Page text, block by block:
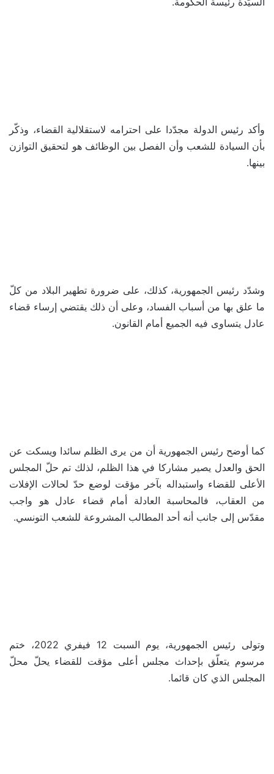
وأكد رئيس الدولة مجدّدا على احترامه لاستقلالية القضاء، وذكّر
بأن السيادة للشعب وأن الفصل بين الوظائف هو لتحقيق التوازن
بينها.
وشدّد رئيس الجمهورية، كذلك، على ضرورة تطهير البلاد من كلّ
ما علق بها من أسباب الفساد، وعلى أن ذلك يقتضي إرساء قضاء
عادل يتساوى فيه الجميع أمام القانون.
كما أوضح رئيس الجمهورية أن من يرى الظلم سائدا ويسكت عن
الحق والعدل يصير مشاركا في هذا الظلم، لذلك تم حلّ المجلس
الأعلى للقضاء واستبداله بآخر مؤقت لوضع حدّ لحالات الإفلات
من العقاب، فالمحاسبة العادلة أمام قضاء عادل هو واجب
مقدّس إلى جانب أنه أحد المطالب المشروعة للشعب التونسي.
وتولى رئيس الجمهورية، يوم السبت 12 فيفري 2022، ختم
مرسوم يتعلّق بإحداث مجلس أعلى مؤقت للقضاء يحلّ محلّ
المجلس الذي كان قائما.